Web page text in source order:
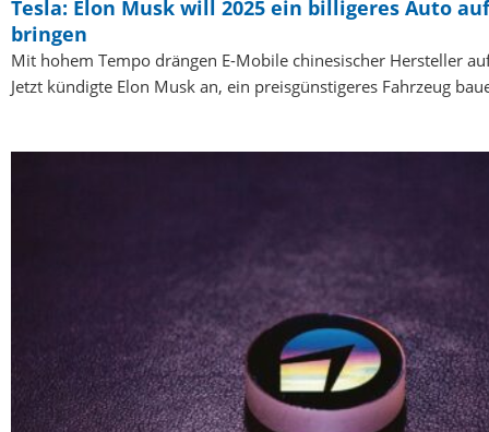
Tesla: Elon Musk will 2025 ein billigeres Auto
bringen
Mit hohem Tempo drängen E-Mobile chinesischer Hersteller
Jetzt kündigte Elon Musk an, ein preisgünstigeres Fahrzeug